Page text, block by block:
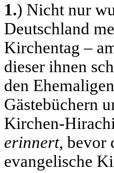
1.) Nicht nur
Deutschland
Kirchentag –
dieser ihnen
den
Gästebüchern
Kirchen-
erinnert, bevor
evangelische